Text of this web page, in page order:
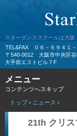
スターダンススクールは大阪
TEL&FAX ０６－６９４１－
〒540-0012 大阪市中央区
大手前エストビル７F
メニュー
コンテンツへスキップ
トップ › ニュース ›
21th クリス